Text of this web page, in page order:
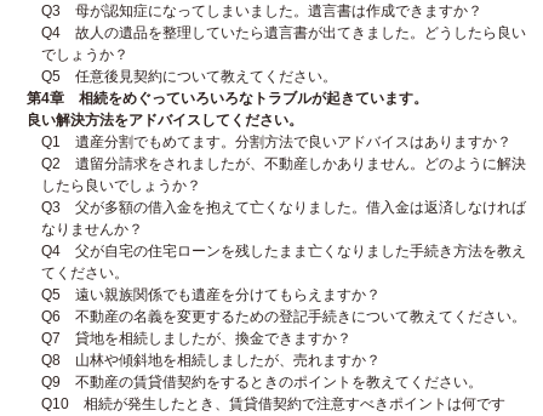
Q3 母が認知症になってしまいました。遺言書は作成できますか？
Q4 故人の遺品を整理していたら遺言書が出てきました。どうしたら良い
でしょうか？
Q5 任意後見契約について教えてください。
第4章 相続をめぐっていろいろなトラブルが起きています。
良い解決方法をアドバイスしてください。
Q1 遺産分割でもめてます。分割方法で良いアドバイスはありますか？
Q2 遺留分請求をされましたが、不動産しかありません。どのように解決
したら良いでしょうか？
Q3 父が多額の借入金を抱えて亡くなりました。借入金は返済しなければ
なりませんか？
Q4 父が自宅の住宅ローンを残したまま亡くなりました手続き方法を教え
てください。
Q5 遠い親族関係でも遺産を分けてもらえますか？
Q6 不動産の名義を変更するための登記手続きについて教えてください。
Q7 貸地を相続しましたが、換金できますか？
Q8 山林や傾斜地を相続しましたが、売れますか？
Q9 不動産の賃貸借契約をするときのポイントを教えてください。
Q10 相続が発生したとき、賃貸借契約で注意すべきポイントは何です